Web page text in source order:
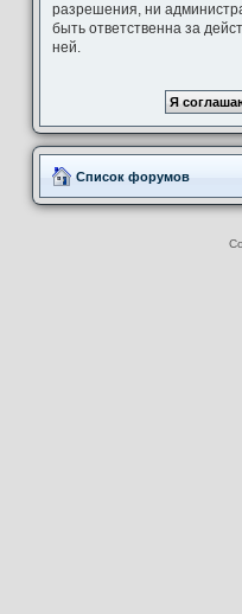
разрешения, ни
быть ответственна за
ней.
Список форумов